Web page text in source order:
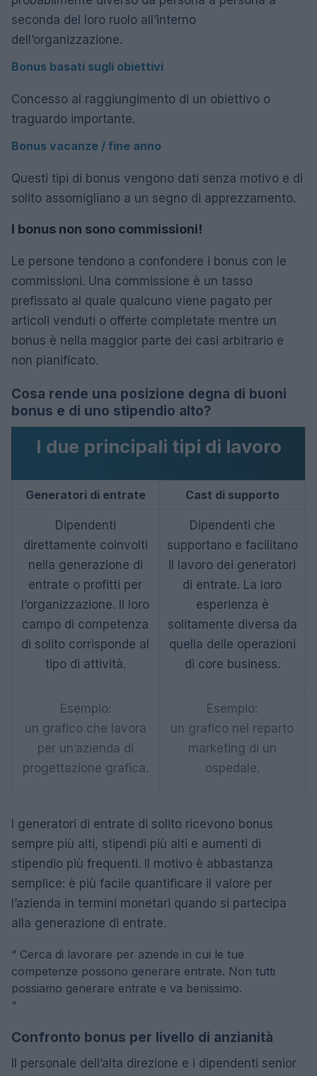
seconda del loro ruolo all’interno
dell’organizzazione.
Bonus basati sugli obiettivi
Concesso al raggiungimento di un obiettivo o
traguardo importante.
Bonus vacanze / fine anno
Questi tipi di bonus vengono dati senza motivo e di
solito assomigliano a un segno di apprezzamento.
I bonus non sono commissioni!
Le persone tendono a confondere i bonus con le
commissioni. Una commissione è un tasso
prefissato al quale qualcuno viene pagato per
articoli venduti o offerte completate mentre un
bonus è nella maggior parte dei casi arbitrario e
non pianificato.
Cosa rende una posizione degna di buoni
bonus e di uno stipendio alto?
I due principali tipi di lavoro
Generatori di entrate Cast di supporto
Dipendenti
direttamente coinvolti
nella generazione di
entrate o profitti per
l’organizzazione. Il loro
campo di competenza
di solito corrisponde al
tipo di attività.
Dipendenti che
supportano e facilitano
il lavoro dei generatori
di entrate. La loro
esperienza è
solitamente diversa da
quella delle operazioni
di core business.
Esempio:
un grafico che lavora
per un’azienda di
progettazione grafica.
Esempio:
un grafico nel reparto
marketing di un
ospedale.
I generatori di entrate di solito ricevono bonus
sempre più alti, stipendi più alti e aumenti di
stipendio più frequenti. Il motivo è abbastanza
semplice: è più facile quantificare il valore per
l’azienda in termini monetari quando si partecipa
alla generazione di entrate.
“ Cerca di lavorare per aziende in cui le tue
competenze possono generare entrate. Non tutti
possiamo generare entrate e va benissimo.
“
Confronto bonus per livello di anzianità
Il personale dell’alta direzione e i dipendenti senior